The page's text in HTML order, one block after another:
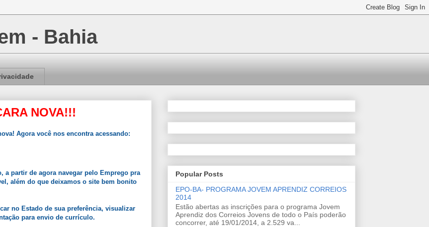
- Bahia
NOVA!!!
Agora você nos encontra acessando:
a partir de agora navegar pelo Emprego pra
além do que deixamos o site bem bonito
no Estado de sua preferência, visualizar
para envio de currículo.
Popular Posts
EPO-BA- PROGRAMA JOVEM APRENDIZ CORREIOS
2014
Estão abertas as inscrições para o programa Jovem
Aprendiz dos Correios Jovens de todo o País poderão
concorrer, até 19/01/2014, a 2.529 va...